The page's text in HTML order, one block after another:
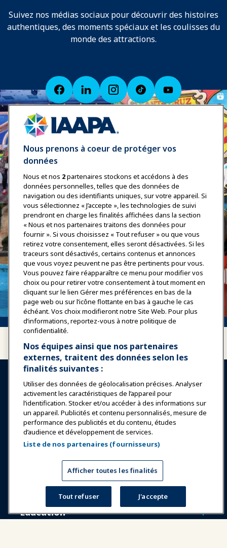
Suivez nos médias sociaux pour découvrir des histoires
authentiques, des moments spéciaux et les coulisses du
monde des attractions.
Se connecter Rejoindre maintenant
Récompenses Carrières
Nouvelles & Funworld
Éducation
Nous prenons à coeur de protéger vos
données
Nous et nos 2partenaires stockons et accédons à des
données personnelles, telles que des données de
navigation ou des identifiants uniques, sur votre appareil. Si
vous sélectionnez « J’accepte », les technologies de suivi
prendront en charge les finalités affichées dans la section
« Nous et nos partenaires traitons des données pour
fournir ». Si vous choisissez « Tout refuser » ou que vous
retirez votre consentement, elles seront désactivées. Si les
traceurs sont désactivés, certains contenus et annonces
que vous voyez peuvent ne pas être pertinents pour vous.
Vous pouvez faire réapparaître ce menu pour modifier vos
choix ou pour retirer votre consentement à tout moment en
cliquant sur le lien Gérer mes préférences en bas de la
page web ou sur l’icône flottante en bas à gauche le cas
échéant. Vos choix modifieront notre Site Web. Pour plus
d’informations, reportez-vous à notre politique de
confidentialité.
Nos équipes ainsi que nos partenaires
externes, traitent des données selon les
finalités suivantes :
Utiliser des données de géolocalisation précises. Analyser
activement les caractéristiques de l’appareil pour
l’identification. Stocker et/ou accéder à des informations sur
un appareil. Publicités et contenu personnalisés, mesure de
performance des publicités et du contenu, études
d’audience et développement de services.
Liste de nos partenaires (fournisseurs)
Afficher toutes les finalités
Tout refuser J'accepte